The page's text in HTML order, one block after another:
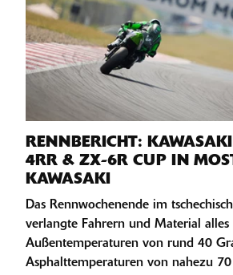
RENNBERICHT:
4RR & ZX-6R CUP IN
KAWASAKI
Das Rennwochenende im
verlangte Fahrern und Material alles
Außentemperaturen von rund 40
Asphalttemperaturen von nahezu